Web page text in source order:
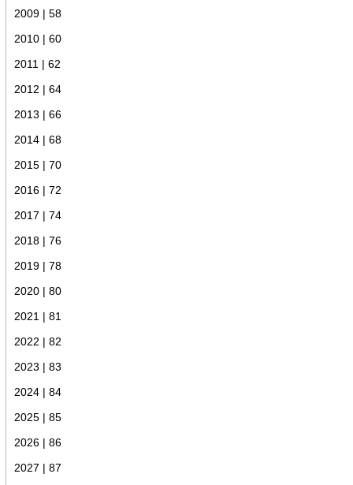
2009 | 58
2010 | 60
2011 | 62
2012 | 64
2013 | 66
2014 | 68
2015 | 70
2016 | 72
2017 | 74
2018 | 76
2019 | 78
2020 | 80
2021 | 81
2022 | 82
2023 | 83
2024 | 84
2025 | 85
2026 | 86
2027 | 87